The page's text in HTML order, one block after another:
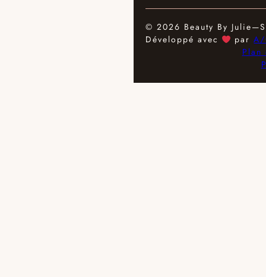
© 2026 Beauty By Julie—
Développé avec
par
Plan